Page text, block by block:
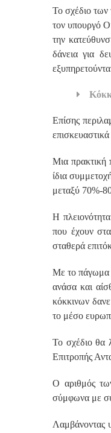
Το σχέδιο
τον υπουργό
την
δάνεια για
Επίσης
Μια πρακτική
ίδια
μεταξύ 70%-
Η
που έχουν
σταθερά
Με το πάγωμα
ανάσα και
κόκκινων
το μέσο
Το σχέδιο θα
Επιτροπής
Ο αριθμός
σύμφωνα με
Λαμβάνοντας